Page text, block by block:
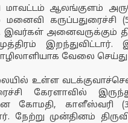
மாவட்டம் ஆலங்குளம்
மனைவி
அனைவருக்கும்
வேலை செய்து
உள்ள
கேரளாவில்
கோமதி, காளீஸ்வரி (33)
நேற்று முன்தினம்